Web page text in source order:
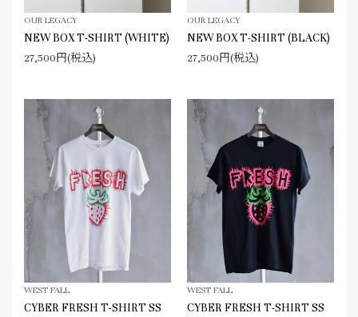
OUR LEGACY
NEW BOX T-SHIRT (WHITE)
27,500円(税込)
OUR LEGACY
NEW BOX T-SHIRT (BLACK)
27,500円(税込)
WEST FALL
CYBER FRESH T-SHIRT SS
WEST FALL
CYBER FRESH T-SHIRT SS